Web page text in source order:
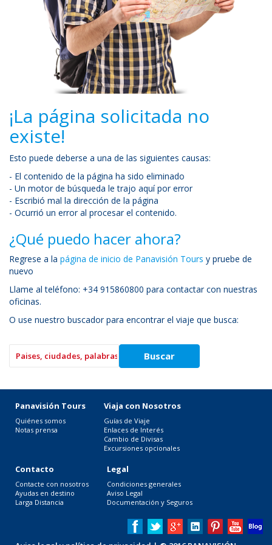
¡La página solicitada no
existe!
Esto puede deberse a una de las siguientes causas:
- El contenido de la página ha sido eliminado
- Un motor de búsqueda le trajo aquí por error
- Escribió mal la dirección de la página
- Ocurrió un error al procesar el contenido.
¿Qué puedo hacer ahora?
Regrese a la página de inicio de Panavisión Tours y pruebe de
nuevo
Llame al teléfono: +34 915860800 para contactar con nuestras
oficinas.
O use nuestro buscador para encontrar el viaje que busca:
Panavisión Tours
Quiénes somos
Notas prensa
Viaja con Nosotros
Guías de Viaje
Enlaces de Interés
Cambio de Divisas
Excursiones opcionales
Contacto
Contacte con nosotros
Ayudas en destino
Larga Distancia
Legal
Condiciones generales
Aviso Legal
Documentación y Seguros